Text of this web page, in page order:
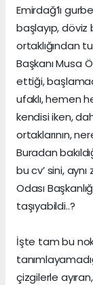
Emirdağ’lı
başlayıp, döviz
ortaklığından
Başkanı Musa
ettiği,
ufaklı, hemen
kendisi iken,
ortaklarının,
Buradan
bu cv’ sini,
Odası
taşıyabildi..?
İşte tam bu
çizgilerle